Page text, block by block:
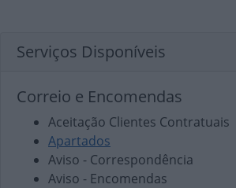
Serviços Disponíveis
Correio e Encomendas
Aceitação Clientes Contratuais
Apartados
Aviso - Correspondência
Aviso - Encomendas